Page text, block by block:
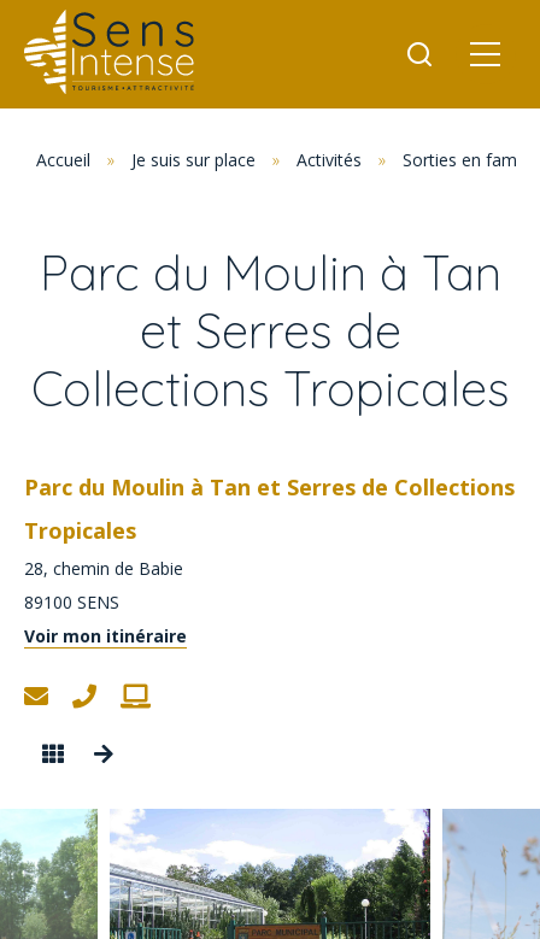
Accueil » Je suis sur place » Activités » Sorties en famille
Parc du Moulin à Tan
et Serres de
Collections Tropicales
Parc du Moulin à Tan et Serres de Collections
Tropicales
28, chemin de Babie
89100 SENS
Voir mon itinéraire